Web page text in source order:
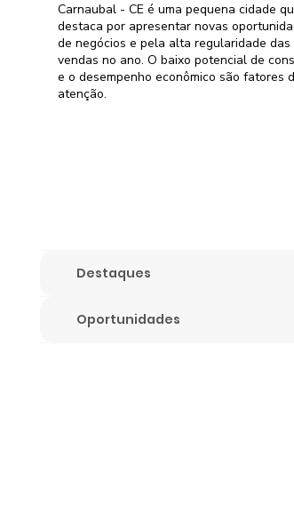
Carnaubal - CE é uma pequena cidade
destaca por apresentar novas
de negócios e pela alta regularidade das
vendas no ano. O baixo potencial de
e o desempenho econômico são fatores
atenção.
Destaques
Oportunidades